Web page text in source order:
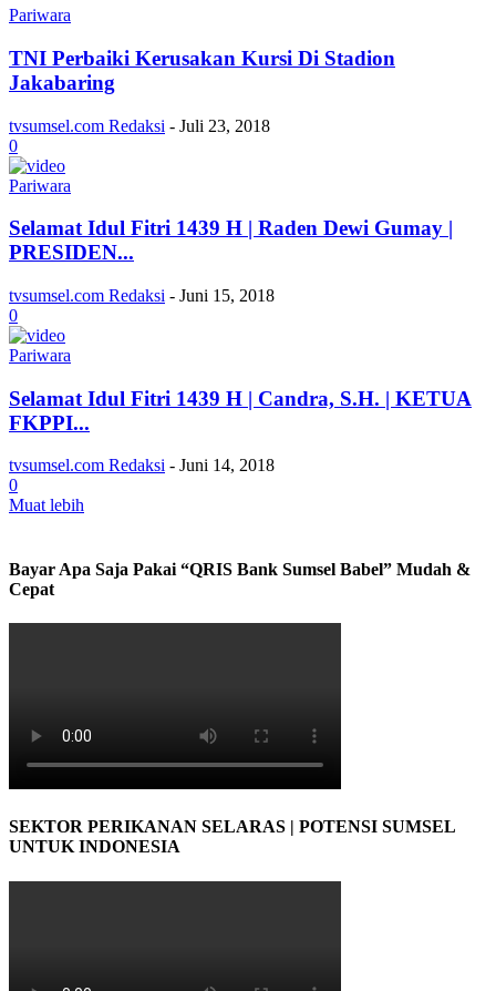
Pariwara
TNI Perbaiki Kerusakan Kursi Di Stadion
Jakabaring
tvsumsel.com Redaksi - Juli 23, 2018
0
Pariwara
Selamat Idul Fitri 1439 H | Raden Dewi Gumay |
PRESIDEN...
tvsumsel.com Redaksi - Juni 15, 2018
0
Pariwara
Selamat Idul Fitri 1439 H | Candra, S.H. | KETUA
FKPPI...
tvsumsel.com Redaksi - Juni 14, 2018
0
Muat lebih
Bayar Apa Saja Pakai “QRIS Bank Sumsel Babel” Mudah &
Cepat
SEKTOR PERIKANAN SELARAS | POTENSI SUMSEL
UNTUK INDONESIA